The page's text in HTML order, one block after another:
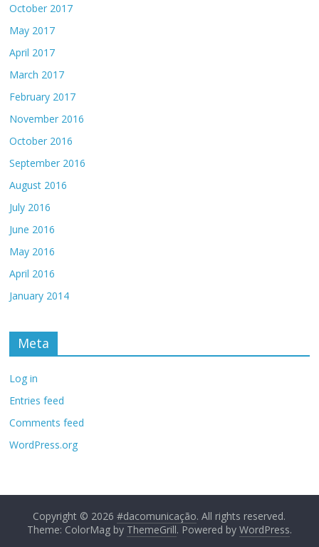
October 2017
May 2017
April 2017
March 2017
February 2017
November 2016
October 2016
September 2016
August 2016
July 2016
June 2016
May 2016
April 2016
January 2014
Meta
Log in
Entries feed
Comments feed
WordPress.org
Copyright © 2026#dacomunicação. All rights reserved.
Theme: ColorMag by ThemeGrill. Powered by WordPress.